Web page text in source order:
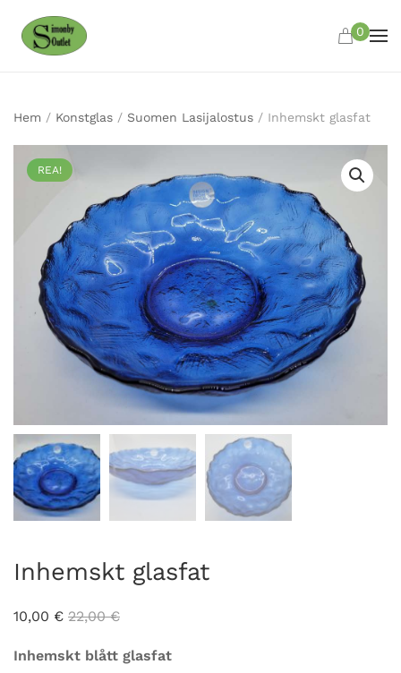
Skip to main content
0
Hem / Konstglas / Suomen Lasijalostus / Inhemskt glasfat
REA!
Inhemskt glasfat
10,00 € 22,00€
Inhemskt blått glasfat